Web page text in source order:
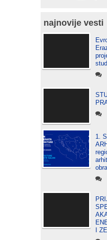
najnovije vesti
1.
I